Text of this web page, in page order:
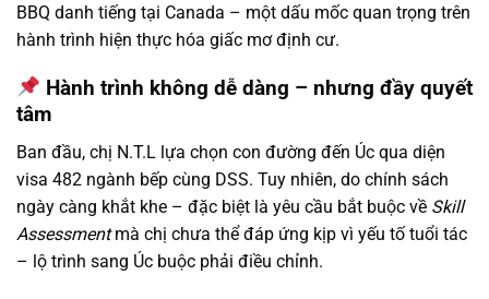
BBQ danh tiếng tại Canada – một dấu mốc quan trọng trên
hành trình hiện thực hóa giấc mơ định cư.
Hành trình không dễ dàng – nhưng đầy quyết
tâm
Ban đầu, chị N.T.L lựa chọn con đường đến Úc qua diện
visa 482 ngành bếp cùng DSS. Tuy nhiên, do chính sách
ngày càng khắt khe – đặc biệt là yêu cầu bắt buộc về Skill
Assessmentmà chị chưa thể đáp ứng kịp vì yếu tố tuổi tác
– lộ trình sang Úc buộc phải điều chỉnh.